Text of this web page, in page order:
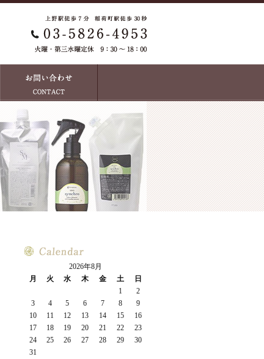
2026年8月
月
火 水 木 金 土
日
1
2
3
4 5 6 7 8
9
10
11 12 13 14 15
16
17
18 19 20 21 22
23
24
25 26 27 28 29
30
31